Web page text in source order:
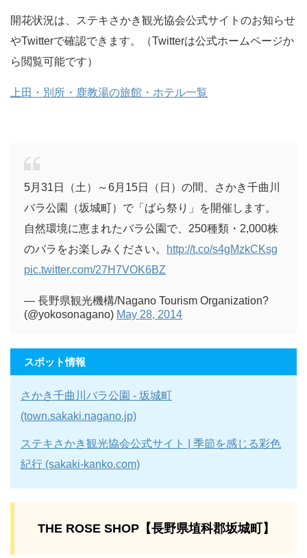
開花状況は、ステキさかき観光協会公式サイトのお知らせ
やTwitterで確認できます。（Twitterは公式ホームページか
ら閲覧可能です）
上田・別所・鹿教湯の旅館・ホテル一覧
5月31日（土）～6月15日（日）の間、さかき千曲川
バラ公園（坂城町）で「ばら祭り」を開催します。
自然環境に恵まれたバラ公園で、250種類・2,000株
のバラをお楽しみください。
http://t.co/s4gMzkCKsg
pic.twitter.com/27H7VOK6BZ
— 長野県観光機構/Nagano Tourism Organization?
(@yokosonagano) May 28, 2014
スポット情報
さかき千曲川バラ公園 - 坂城町
(town.sakaki.nagano.jp)
ステキさかき観光協会公式サイト | 季節を感じる彩色
紀行 (sakaki-kanko.com)
THE ROSE SHOP【長野県埴科郡坂城町】